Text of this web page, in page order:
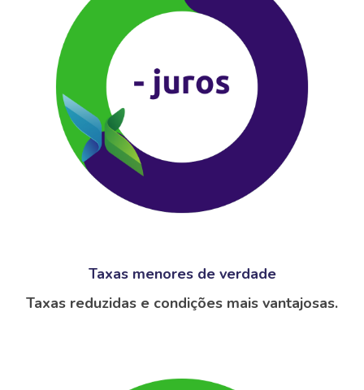
Taxas menores de verdade
Taxas reduzidas e condições mais vantajosas.